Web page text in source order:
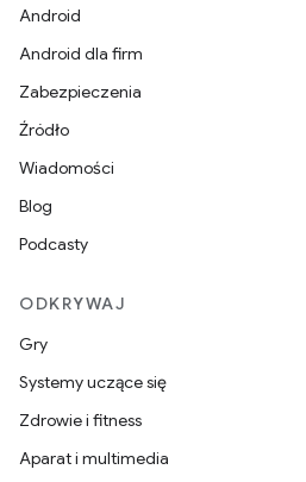
Android
Android dla firm
Zabezpieczenia
Źródło
Wiadomości
Blog
Podcasty
ODKRYWAJ
Gry
Systemy uczące się
Zdrowie i fitness
Aparat i multimedia